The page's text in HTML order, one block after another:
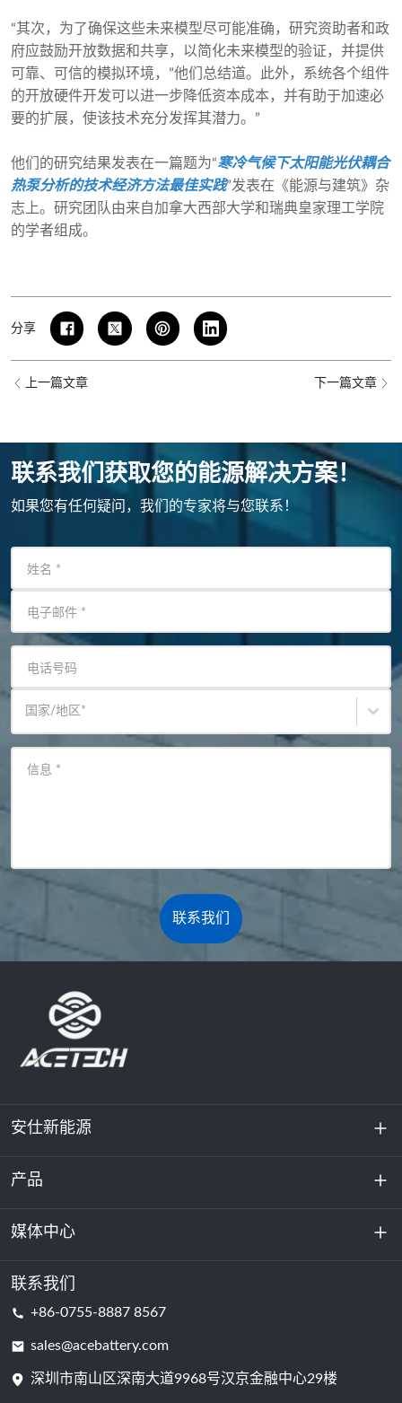
“其次，为了确保这些未来模型尽可能准确，研究资助者和政
府应鼓励开放数据和共享，以简化未来模型的验证，并提供
可靠、可信的模拟环境，”他们总结道。此外，系统各个组件
的开放硬件开发可以进一步降低资本成本，并有助于加速必
要的扩展，使该技术充分发挥其潜力。”
他们的研究结果发表在一篇题为“寒冷气候下太阳能光伏耦合
热泵分析的技术经济方法最佳实践”发表在《能源与建筑》杂
志上。研究团队由来自加拿大西部大学和瑞典皇家理工学院
的学者组成。
分享
上一篇文章 下一篇文章
联系我们获取您的能源解决方案！
如果您有任何疑问，我们的专家将与您联系！
姓名 *
电子邮件 *
电话号码
国家/地区 *
信息 *
联系我们
安仕新能源
关于我们
可持续发展
产品
储能
数据中心和服务器机房
电芯
媒体中心
新闻与活动
联系我们
+86-0755-8887 8567
sales@acebattery.com
深圳市南山区深南大道9968​​号汉京金融中心29楼